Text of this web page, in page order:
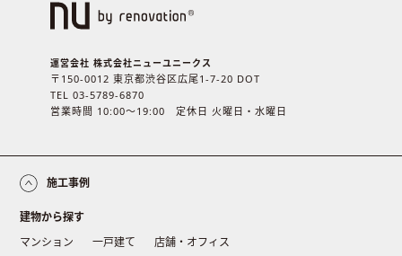
運営会社 株式会社ニューユニークス
〒150-0012 東京都渋谷区広尾1-7-20 DOT
TEL 03-5789-6870
営業時間 10:00〜19:00 定休日 火曜日・水曜日
施工事例
建物から探す
マンション
一戸建て 店舗・オフィス